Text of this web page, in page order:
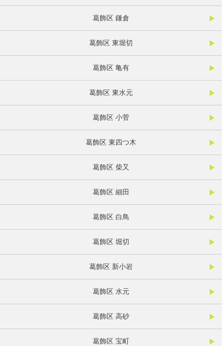
葛飾区 鎌倉
葛飾区 東堀切
葛飾区 亀有
葛飾区 東水元
葛飾区 小菅
葛飾区 東四つ木
葛飾区 柴又
葛飾区 細田
葛飾区 白鳥
葛飾区 堀切
葛飾区 新小岩
葛飾区 水元
葛飾区 高砂
葛飾区 宝町